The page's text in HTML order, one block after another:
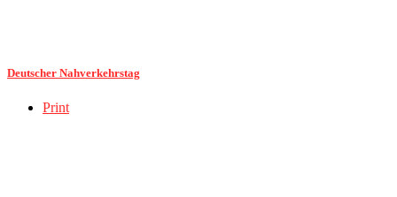
Deutscher Nahverkehrstag
Print